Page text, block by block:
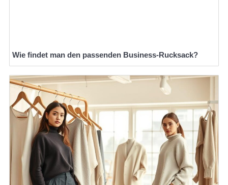
Wie findet man den passenden Business-Rucksack?